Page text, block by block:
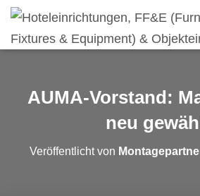
AUMA-Vorstand:
neu
Veröffentlicht von